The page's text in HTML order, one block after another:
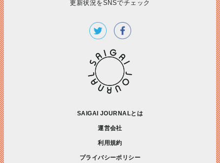
更新状況をSNSでチェック
SAIGAI JOURNALとは
運営会社
利用規約
プライバシーポリシー